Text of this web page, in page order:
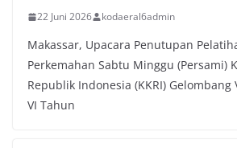
22 Juni 2026 kodaeral6admin
Makassar, Upacara Penutupan
Perkemahan Sabtu Minggu (Persami)
Republik Indonesia (KKRI) Gelombang
VI Tahun